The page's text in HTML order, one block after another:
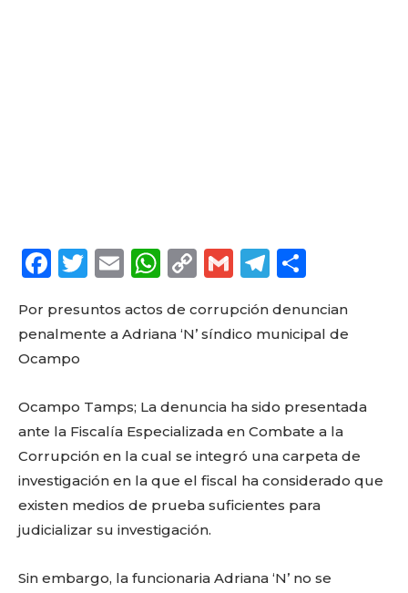
F
c
e
o
o
k
T
it
te
E
ai
l
W
a
ts
p
p
C
p
y
n
k
G
ai
l
T
e
g
m
m
p
rt
ir
Por presuntos actos de corrupción denuncian
penalmente a Adriana ‘N’ síndico municipal de
Ocampo
Ocampo Tamps; La denuncia ha sido presentada
ante la Fiscalía Especializada en Combate a la
Corrupción en la cual se integró una carpeta de
investigación en la que el fiscal ha considerado que
existen medios de prueba suficientes para
judicializar su investigación.
Sin embargo, la funcionaria Adriana ‘N’ no se